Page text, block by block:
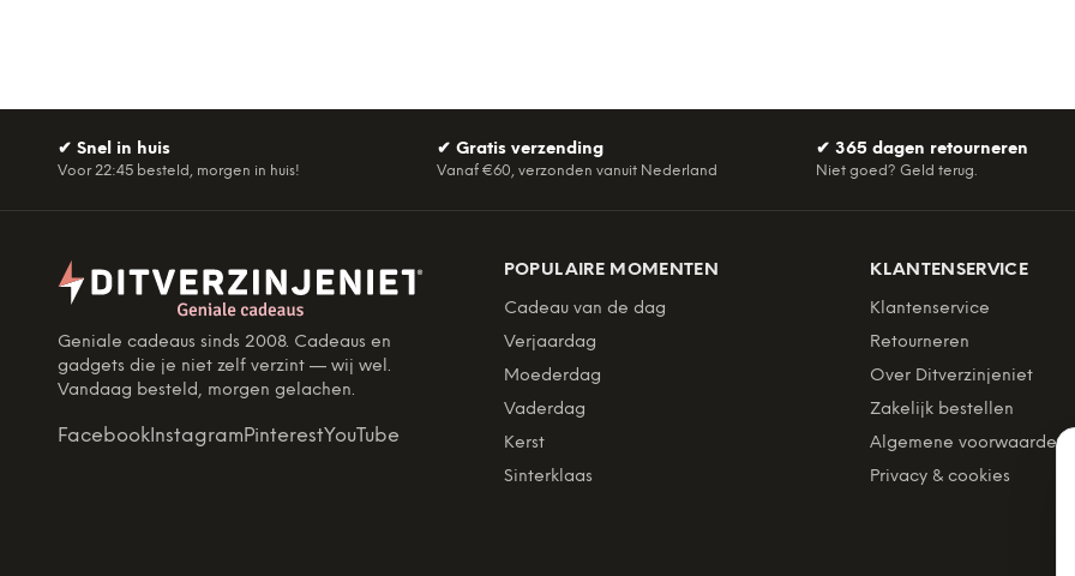
✔ Snel in huis
Voor 22:45 besteld, morgen in huis!
✔ Gratis verzending
Vanaf €60, verzonden vanuit Nederland
✔ 365 dagen retourneren
Niet goed? Geld terug.
Geniale cadeaus sinds 2008. Cadeaus en
gadgets die je niet zelf verzint — wij wel.
Vandaag besteld, morgen gelachen.
Facebook InstagramPinterestYouTube
POPULAIRE MOMENTEN
Cadeau van de dag
Verjaardag
Moederdag
Vaderdag
Kerst
Sinterklaas
KLANTENSERVICE
Klantenservice
Retourneren
Over Ditverzinjeniet
Zakelijk bestellen
Algemene voorwaarden
Privacy & cookies